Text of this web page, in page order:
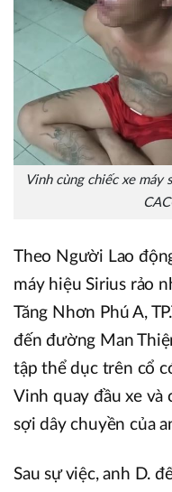
Vinh cùng chiếc xe máy
Theo Người Lao
máy hiệu Sirius rảo
Tăng Nhơn Phú A,
đến đường Man
tập thể dục trên cổ
Vinh quay đầu xe và
sợi dây chuyền của
Sau sự việc, anh D.